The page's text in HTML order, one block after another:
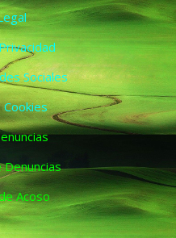
Sociales
Acoso